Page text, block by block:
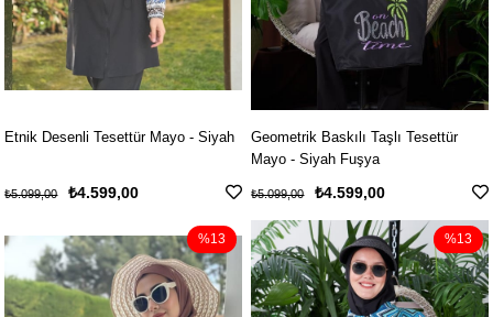
Etnik Desenli Tesettür Mayo - Siyah
₺4.599,00
₺5.099,00
Geometrik Baskılı Taşlı Tesettür
Mayo - Siyah Fuşya
₺4.599,00
₺5.099,00
%13 %13